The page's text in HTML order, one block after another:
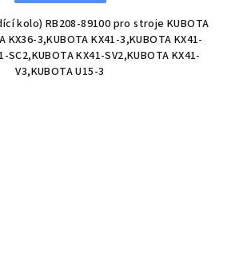
kolo) RB208-89100 pro stroje KUBOTA
KX36-3,KUBOTA KX41-3,KUBOTA KX41-
SC2,KUBOTA KX41-SV2,KUBOTA KX41-
V3,KUBOTA U15-3